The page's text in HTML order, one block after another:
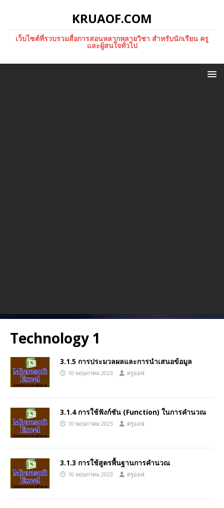
KRUAOF.COM
เว็บไซต์ที่รวบรวมสื่อการสอนหลากหลายวิชา สำหรับนักเรียน ครู
และผู้สนใจทั่วไป
Technology 1
3.1.5 การประมวลผลและการนำเสนอข้อมูล
10 พฤษภาคม 2023 ครูออฟ
3.1.4 การใช้ฟังก์ชัน (Function) ในการคำนวณ
10 พฤษภาคม 2023 ครูออฟ
3.1.3 การใช้สูตรพื้นฐานการคำนวณ
10 พฤษภาคม 2023 ครูออฟ